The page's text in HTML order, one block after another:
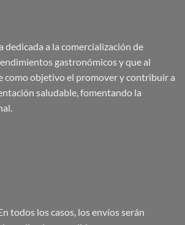
dedicada a la comercialización de
gastronómicos y que al
como objetivo el promover y contribuir a
saludable, fomentando la
todos los casos, los envíos serán